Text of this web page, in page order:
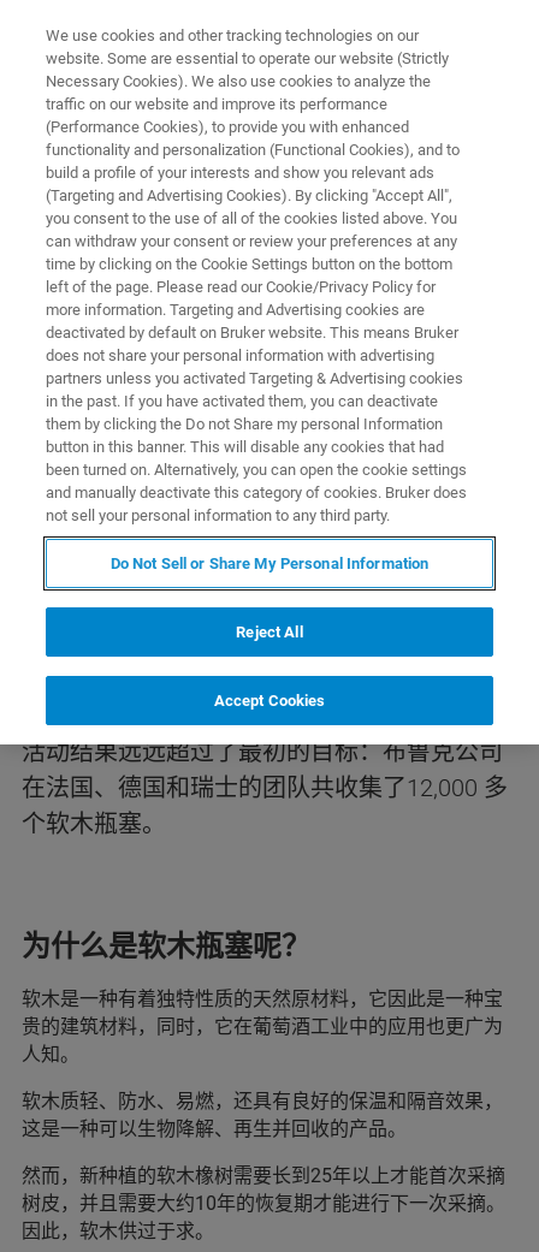
企业社会责任 - 员工
布鲁克公司员工收集45公斤软木
瓶塞，支持可持续性建筑
企业社会责任 - 员工
布鲁克公司员工收集45公斤软木
瓶塞，支持可持续性建筑
作为布鲁克公司正在进行的可持续发展活动的
一部分，布鲁克法国、德国和瑞士的员工发起
了一项收集软木瓶塞的活动，以支持德国的非
政府环境保护组织”Naturchutzbund“的工作。
活动结果远远超过了最初的目标：布鲁克公司
在法国、德国和瑞士的团队共收集了12,000 多
个软木瓶塞。
为什么是软木瓶塞呢？
软木是一种有着独特性质的天然原材料，它因此是一种宝
贵的建筑材料，同时，它在葡萄酒工业中的应用也更广为
人知。
软木质轻、防水、易燃，还具有良好的保温和隔音效果，
这是一种可以生物降解、再生并回收的产品。
然而，新种植的软木橡树需要长到25年以上才能首次采摘
树皮，并且需要大约10年的恢复期才能进行下一次采摘。
因此，软木供过于求。
We use cookies and other tracking technologies on our
website. Some are essential to operate our website (Strictly
Necessary Cookies). We also use cookies to analyze the
traffic on our website and improve its performance
(Performance Cookies), to provide you with enhanced
functionality and personalization (Functional Cookies), and to
build a profile of your interests and show you relevant ads
(Targeting and Advertising Cookies). By clicking "Accept All",
you consent to the use of all of the cookies listed above. You
can withdraw your consent or review your preferences at any
time by clicking on the Cookie Settings button on the bottom
left of the page. Please read our Cookie/Privacy Policy for
more information. Targeting and Advertising cookies are
deactivated by default on Bruker website. This means Bruker
does not share your personal information with advertising
partners unless you activated Targeting & Advertising cookies
in the past. If you have activated them, you can deactivate
them by clicking the Do not Share my personal Information
button in this banner. This will disable any cookies that had
been turned on. Alternatively, you can open the cookie settings
and manually deactivate this category of cookies. Bruker does
not sell your personal information to any third party.
Do Not Sell or Share My Personal Information
Reject All
Accept Cookies